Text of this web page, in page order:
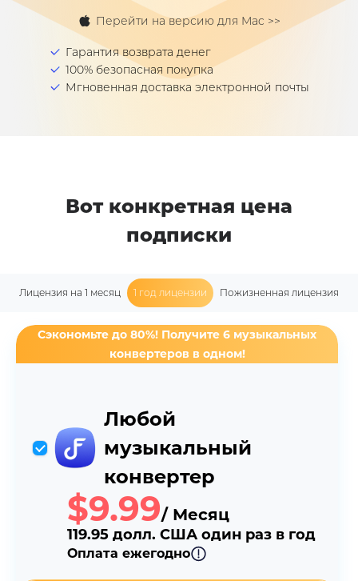
Перейти на версию для Mac >>
Гарантия возврата денег
100% безопасная покупка
Мгновенная доставка электронной почты
Вот конкретная цена
подписки
Лицензия на 1 месяц 1 год лицензии Пожизненная лицензия
Сэкономьте до 80%! Получите 6 музыкальных
конвертеров в одном!
Любой
музыкальный
конвертер
$9.99/ Месяц
119.95 долл. США один раз в год
Оплата ежегодно